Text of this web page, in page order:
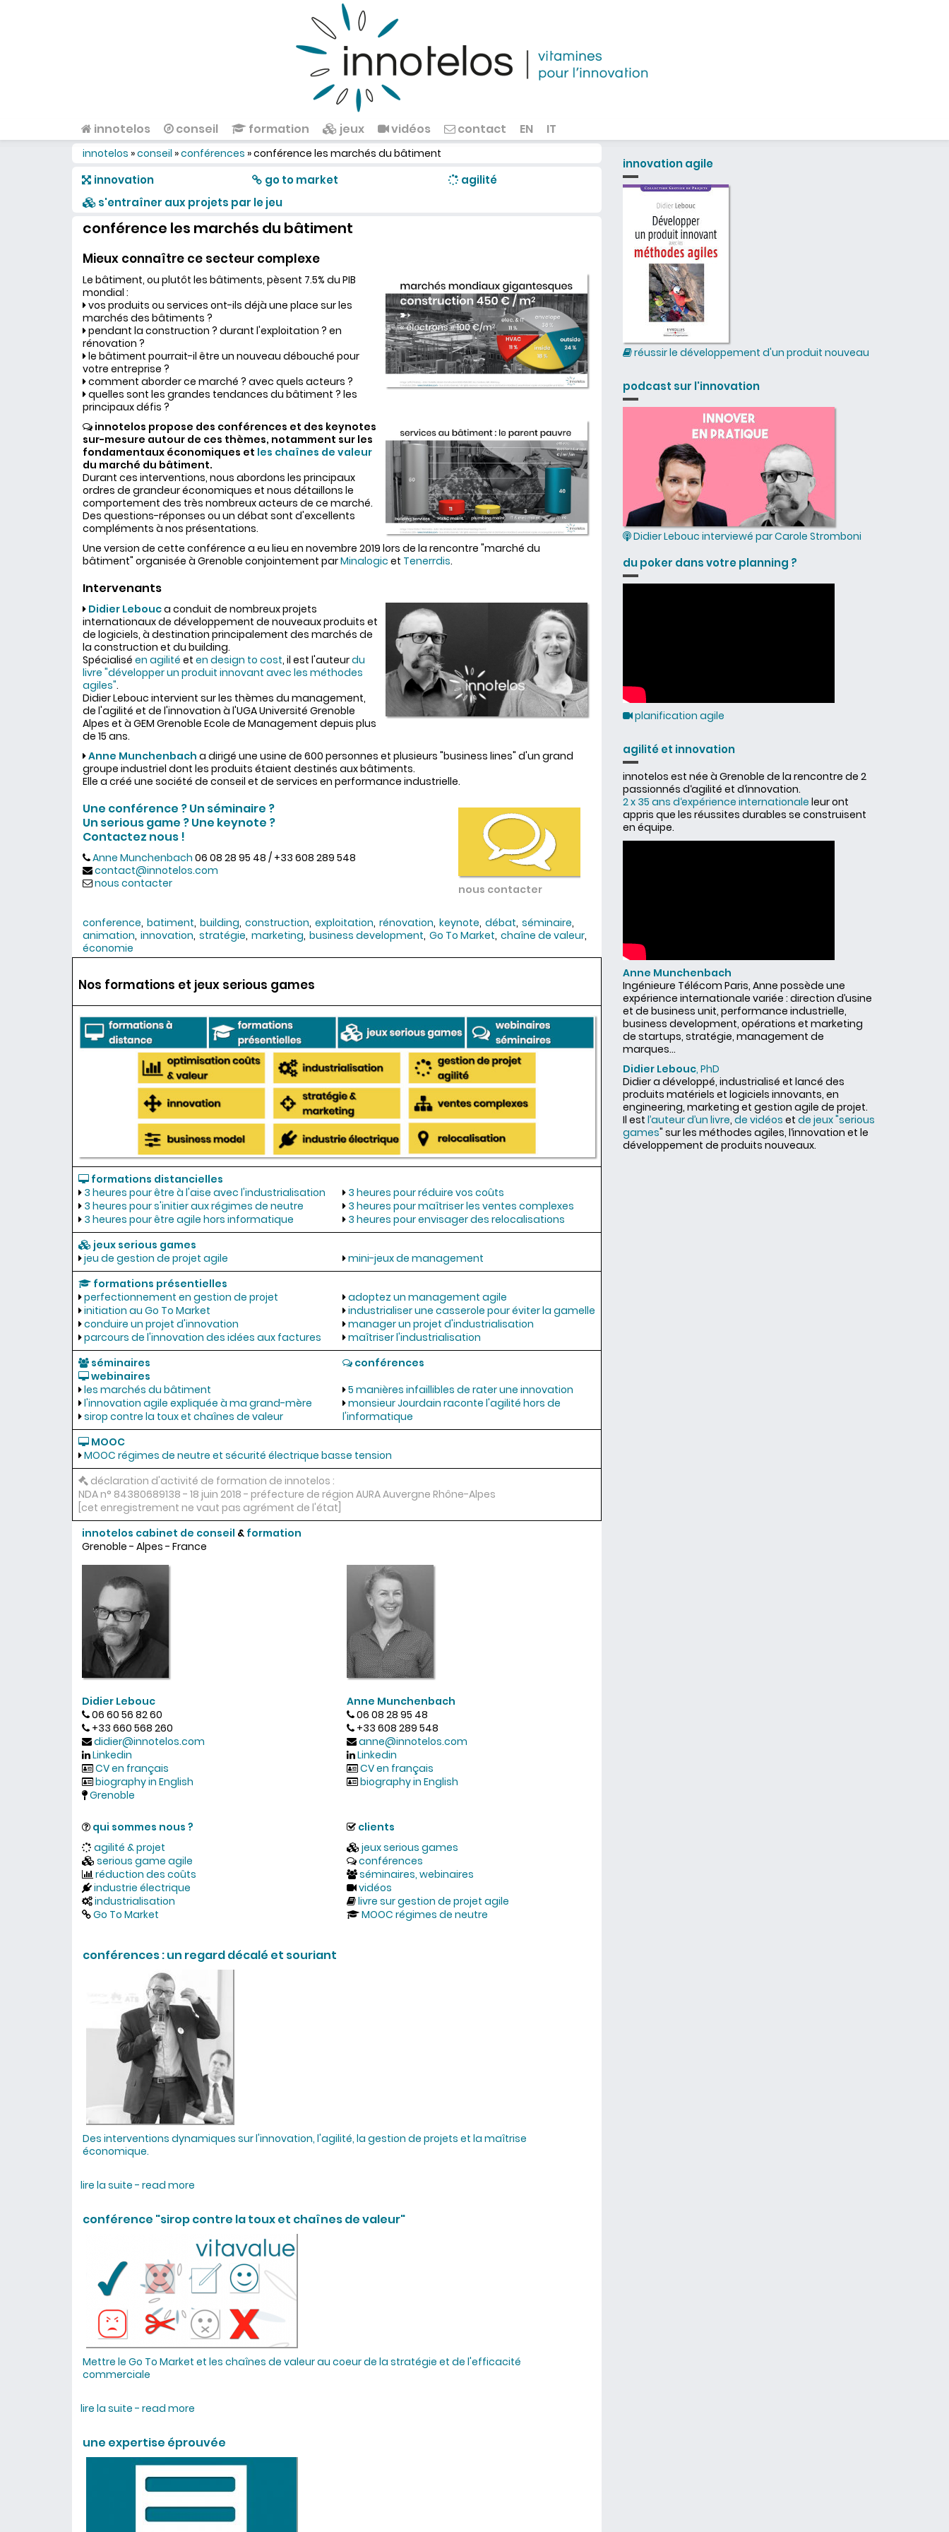
Menu principal
innotelos conseil formation jeux vidéos contact EN IT
innotelos »conseil »conférences »conférence les marchés du bâtiment
innovation go to market
agilité
s'entraîner aux projets par le jeu
conférence les marchés du bâtiment
Mieux connaître ce secteur complexe
Le bâtiment, ou plutôt les bâtiments, pèsent 7.5% du PIB
mondial :
vos produits ou services ont-ils déjà une place sur les
marchés des bâtiments ?
pendant la construction ? durant l'exploitation ? en
rénovation ?
le bâtiment pourrait-il être un nouveau débouché pour
votre entreprise ?
comment aborder ce marché ? avec quels acteurs ?
quelles sont les grandes tendances du bâtiment ? les
principaux défis ?
innotelos propose des conférences et des keynotes
sur-mesure autour de ces thèmes, notamment sur les
fondamentaux économiques et les chaînes de valeur
du marché du bâtiment.
Durant ces interventions, nous abordons les principaux
ordres de grandeur économiques et nous détaillons le
comportement des très nombreux acteurs de ce marché.
Des questions-réponses ou un débat sont d'excellents
compléments à nos présentations.
Une version de cette conférence a eu lieu en novembre 2019 lors de la rencontre "marché du
bâtiment" organisée à Grenoble conjointement parMinalogic et Tenerrdis.
Intervenants
Didier Lebouca conduit de nombreux projets
internationaux de développement de nouveaux produits et
de logiciels, à destination principalement des marchés de
la construction et du building.
Spécialisé en agilité et en design to cost, il est l'auteurdu
livre "développer un produit innovant avec les méthodes
agiles".
Didier Lebouc intervient sur les thèmes du management,
de l'agilité et de l'innovation à l'UGA Université Grenoble
Alpes et à GEM Grenoble Ecole de Management depuis plus
de 15 ans.
Anne Munchenbach a dirigé une usine de 600 personnes et plusieurs "business lines" d'un grand
groupe industriel dont les produits étaient destinés aux bâtiments.
Elle a créé une société de conseil et de services en performance industrielle.
nous contacter
Une conférence ?Un séminaire ?
Un serious game ?Une keynote ?
Contactez nous !
Anne Munchenbach 06 08 28 95 48 / +33 608 289 548
contact@innotelos.com
nous contacter
conference batiment building construction exploitation rénovation keynote débat séminaire
animation innovation stratégie marketing business development Go To Market chaîne de valeur
économie
Nos formations et jeux serious games
formations distancielles
3 heures pour être à l'aise avec l'industrialisation
3 heures pour s'initier aux régimes de neutre
3 heures pour être agile hors informatique
3 heures pour réduire vos coûts
3 heures pour maîtriser les ventes complexes
3 heures pour envisager des relocalisations
jeux serious games
jeu de gestion de projet agile
mini-jeux de management
formations présentielles
perfectionnement en gestion de projet
initiation au Go To Market
conduire un projet d'innovation
parcours de l'innovation des idées aux factures
adoptez un management agile
industrialiser une casserole pour éviter la gamelle
manager un projet d'industrialisation
maîtriser l'industrialisation
séminaires
webinaires
les marchés du bâtiment
l'innovation agile expliquée à ma grand-mère
sirop contre la toux et chaînes de valeur
conférences
5 manières infaillibles de rater une innovation
monsieur Jourdain raconte l'agilité hors de
l'informatique
MOOC
MOOC régimes de neutre et sécurité électrique basse tension
déclaration d'activité de formation de innotelos :
NDA n° 84380689138 - 18 juin 2018 - préfecture de région AURA Auvergne Rhône-Alpes
[cet enregistrement ne vaut pas agrément de l'état]
innotelos cabinet de conseil & formation
Grenoble - Alpes - France
Didier Lebouc
06 60 56 82 60
+33 660 568 260
didier@innotelos.com
Linkedin
CV en français
biography in English
Grenoble
Anne Munchenbach
06 08 28 95 48
+33 608 289 548
anne@innotelos.com
Linkedin
CV en français
biography in English
qui sommes nous ?
agilité & projet
serious game agile
réduction des coûts
industrie électrique
industrialisation
Go To Market
clients
jeux serious games
conférences
séminaires, webinaires
vidéos
livre sur gestion de projet agile
MOOC régimes de neutre
conférences : un regard décalé et souriant
Des interventions dynamiques sur l'innovation, l'agilité, la gestion de projets et la maîtrise
économique.
lire la suite - read more
conférence "sirop contre la toux et chaînes de valeur"
Mettre le Go To Market et les chaînes de valeur au coeur de la stratégie et de l'efficacité
commerciale
lire la suite - read more
une expertise éprouvée
innovation agile
réussir le développement d'un produit nouveau
podcast sur l'innovation
Didier Lebouc interviewé par Carole Stromboni
du poker dans votre planning ?
planification agile
agilité et innovation
innotelos est née à Grenoble de la rencontre de 2
passionnés d‘agilité et d‘innovation.
2 x 35 ans d‘expérience internationale leur ont
appris que les réussites durables se construisent
en équipe.
Anne Munchenbach
Ingénieure Télécom Paris, Anne possède une
expérience internationale variée : direction d’usine
et de business unit, performance industrielle,
business development, opérations et marketing
de startups, stratégie, management de
marques...
Didier Lebouc, PhD
Didier a développé, industrialisé et lancé des
produits matériels et logiciels innovants, en
engineering, marketing et gestion agile de projet.
Il est l’auteur d’un livre, de vidéos et de jeux "serious
games" sur les méthodes agiles, l‘innovation et le
développement de produits nouveaux.